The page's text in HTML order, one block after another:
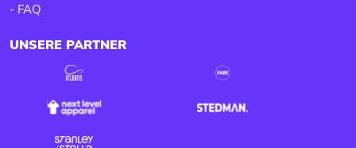
- FAQ
UNSERE PARTNER